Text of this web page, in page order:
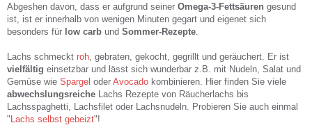
Abgeshen davon, dass er aufgrund seiner Omega-3-Fettsäuren gesund
ist, ist er innerhalb von wenigen Minuten gegart und eigenet sich
besonders für low carb und Sommer-Rezepte
Lachs schmeckt roh , gebraten, gekocht, gegrillt und geräuchert. Er ist
vielfältig einsetzbar und lässt sich wunderbar z.B. mit Nudeln, Salat und
Gemüse wie Spargel oder Avocado kombinieren. Hier finden Sie viele
abwechslungsreiche Lachs Rezepte von Räucherlachs bis
Lachsspaghetti, Lachsfilet oder Lachsnudeln. Probieren Sie auch einmal
" Lachs selbst gebeizt"!